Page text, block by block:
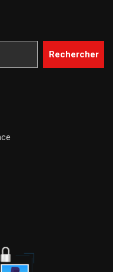
Rechercher